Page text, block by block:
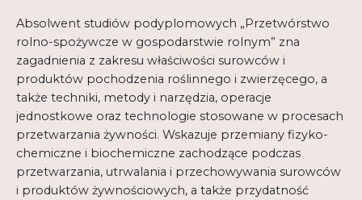
Absolwent studiów podyplomowych „Przetwórstwo
rolno-spożywcze w gospodarstwie rolnym” zna
zagadnienia z zakresu właściwości surowców i
produktów pochodzenia roślinnego i zwierzęcego, a
także techniki, metody i narzędzia, operacje
jednostkowe oraz technologie stosowane w procesach
przetwarzania żywności. Wskazuje przemiany fizyko-
chemiczne i biochemiczne zachodzące podczas
przetwarzania, utrwalania i przechowywania surowców
i produktów żywnościowych, a także przydatność